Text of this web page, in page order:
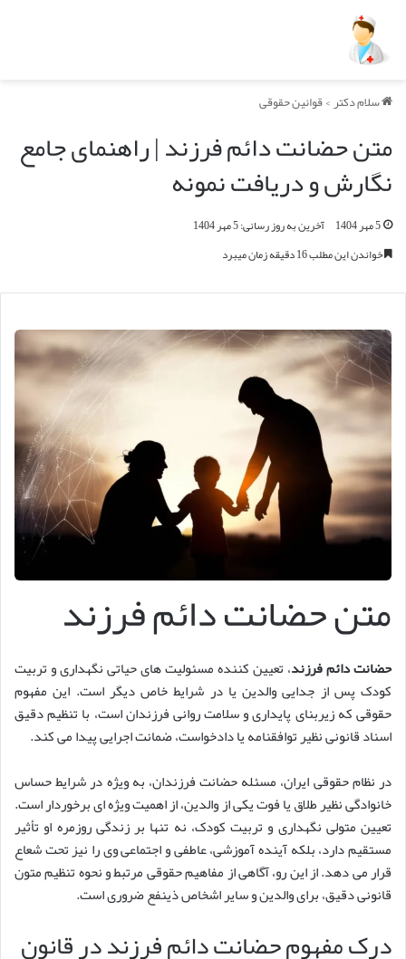
سلام دکتر>قوانین حقوقی
متن حضانت دائم فرزند | راهنمای جامع
نگارش و دریافت نمونه
5 مهر 1404
آخرین به روز رسانی: 5 مهر 1404
خواندن این مطلب 16 دقیقه زمان میبرد
متن حضانت دائم فرزند
حضانت دائم فرزند، تعیین کننده مسئولیت های حیاتی نگهداری و تربیت
کودک پس از جدایی والدین یا در شرایط خاص دیگر است. این مفهوم
حقوقی که زیربنای پایداری و سلامت روانی فرزندان است، با تنظیم دقیق
اسناد قانونی نظیر توافقنامه یا دادخواست، ضمانت اجرایی پیدا می کند.
در نظام حقوقی ایران، مسئله حضانت فرزندان، به ویژه در شرایط حساس
خانوادگی نظیر طلاق یا فوت یکی از والدین، از اهمیت ویژه ای برخوردار است.
تعیین متولی نگهداری و تربیت کودک، نه تنها بر زندگی روزمره او تأثیر
مستقیم دارد، بلکه آینده آموزشی، عاطفی و اجتماعی وی را نیز تحت شعاع
قرار می دهد. از این رو، آگاهی از مفاهیم حقوقی مرتبط و نحوه تنظیم متون
قانونی دقیق، برای والدین و سایر اشخاص ذینفع ضروری است.
درک مفهوم حضانت دائم فرزند در قانون